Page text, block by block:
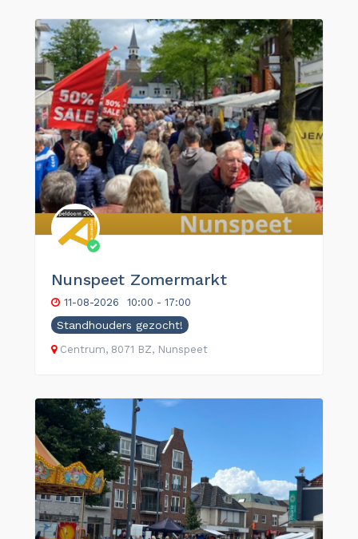
Nunspeet Zomermarkt
11-08-2026 10:00 - 17:00
Standhouders gezocht!
Centrum, 8071 BZ, Nunspeet